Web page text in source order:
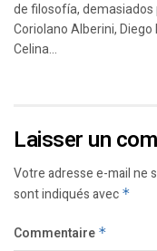
de filosofía, demasiados
Coriolano Alberini,
Celina...
Laisser un
Votre adresse e-mail ne
sont indiqués avec *
Commentaire *